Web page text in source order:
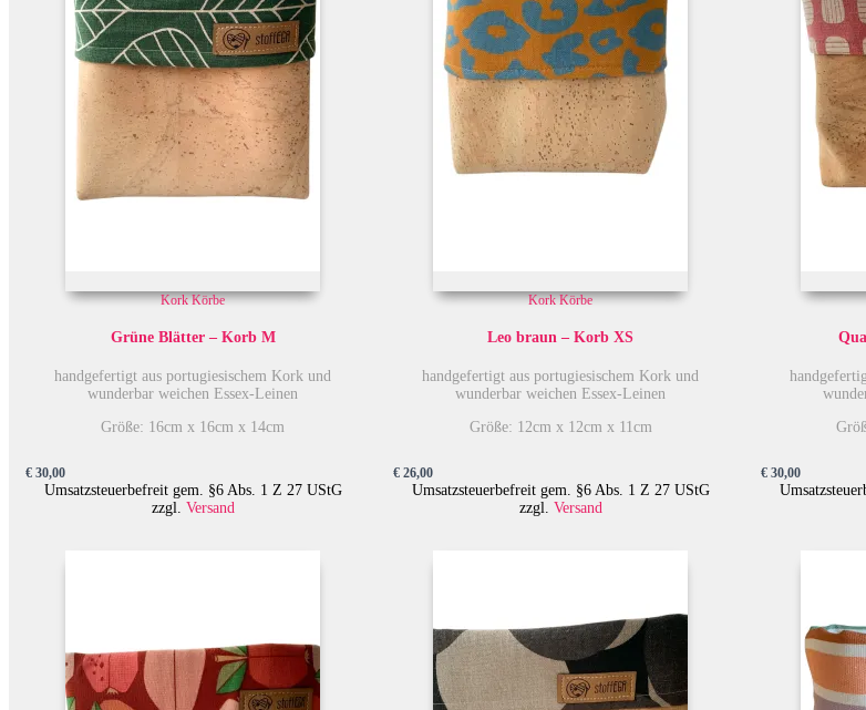
Kork Körbe
Grüne Blätter – Korb M
handgefertigt aus portugiesischem Kork und
wunderbar weichen Essex-Leinen
Größe: 16cm x 16cm x 14cm
€ 30,00
Umsatzsteuerbefreit gem. §6 Abs. 1 Z 27 UStG
zzgl. Versand
Kork Körbe
Leo braun – Korb XS
handgefertigt aus portugiesischem Kork und
wunderbar weichen Essex-Leinen
Größe: 12cm x 12cm x 11cm
€ 26,00
Umsatzsteuerbefreit gem. §6 Abs. 1 Z 27 UStG
zzgl. Versand
€ 30,00